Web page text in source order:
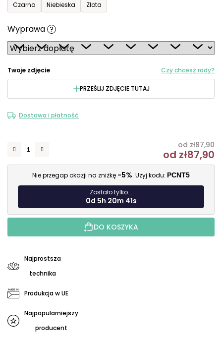
Czarna
Niebieska Złota
Wyprawa ?
Twoje zdjęcie Czy chcesz rady?
PRZEŚLIJ ZDJĘCIE TUTAJ
Dostawa i płatność
od zł87,90
od zł87,90
Nie przegap okazji na zniżkę -5%. Użyj kodu: PCNT5
Zostało tylko...
0d 5h 20m 40s
DO KOSZYKA
Najprostsza
technika
Produkcja w UE
Najpopularniejszy
producent